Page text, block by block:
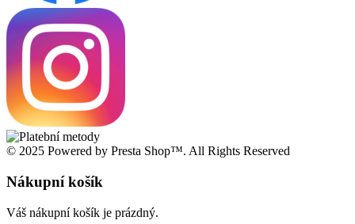
© 2025 Powered by Presta Shop™. All Rights Reserved
Nákupní košík
Váš nákupní košík je prázdný.